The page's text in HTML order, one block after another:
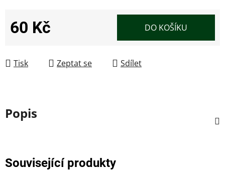
60 Kč DO KOŠÍKU
Tisk Zeptat se Sdílet
Popis
Související produkty